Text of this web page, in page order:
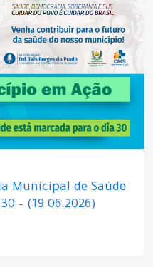
Municipal de Saúde
– (19.06.2026)